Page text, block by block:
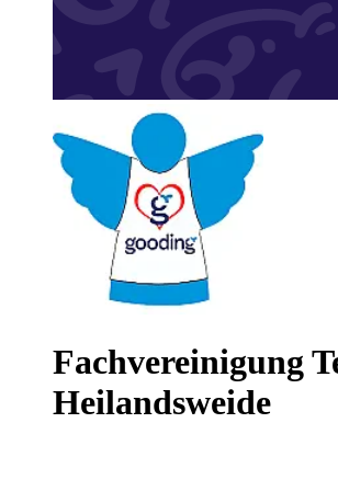
Fachvereinigung
Heilandsweide